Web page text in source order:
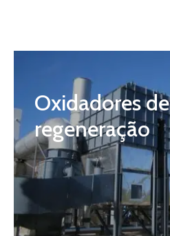
Oxidadores de
regeneração